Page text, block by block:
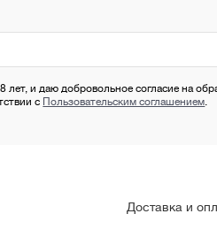
и даю добровольное согласие на
с Пользовательским соглашением.
Доставка и